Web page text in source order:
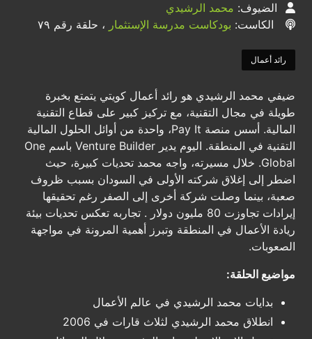
الضيوف: محمد الرشيدي
الكاست: بودكاست مدرسة الإستثمار ، حلقة رقم ٧٩
رائد أعمال
ضيفي محمد الرشيدي هو رائد أعمال كويتي يتمتع بخبرة
طويلة في مجال التقنية، مع تركيز كبير على قطاع التقنية
المالية. أسس منصة Pay It، واحدة من أوائل الحلول المالية
التقنية في المنطقة. اليوم يدير Venture Builder باسم One
Global. خلال مسيرته، واجه محمد تحديات كبيرة، حيث
اضطر إلى إغلاق شركته الأولى في السودان بسبب ظروف
صعبة، بينما وصلت شركة أخرى إلى الصفر رغم تحقيقها
إيرادات تجاوزت 80 مليون دولار . تجاربه تعكس تحديات بيئة
ريادة الأعمال في المنطقة وتبرز أهمية المرونة في مواجهة
الصعوبات.
مواضيع الحلقة:
بدايات محمد الرشيدي في عالم الأعمال
انطلاق محمد الرشيدي لثلاث قارات في 2006